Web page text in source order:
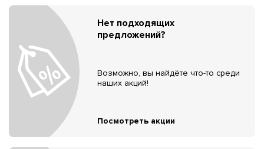
Нет подходящих
предложений?
Возможно, вы найдёте что-то среди
наших акций!
Посмотреть акции